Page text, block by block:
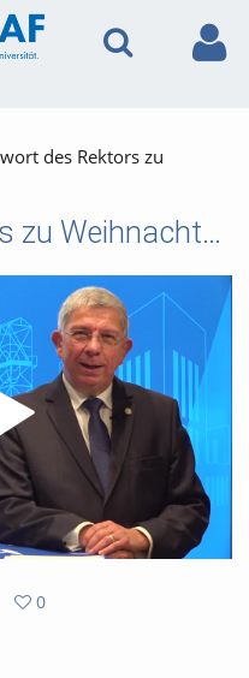
des Rektors zu
Grußwort des Rektors zu Weihnachten 2021
0